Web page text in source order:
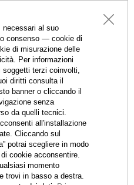
al suo
consenso — cookie di
di misurazione delle
Per informazioni
terzi coinvolti,
diritti consulta il
banner o cliccando il
senza
da quelli tecnici.
all'installazione
Cliccando sul
potrai scegliere in modo
cookie acconsentire.
momento
trovi in basso a destra.